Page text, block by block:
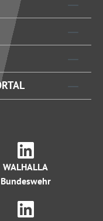
WALHALLA
Bundeswehr